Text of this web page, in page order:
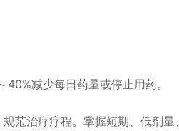
减少每日药量或停止用药。
范治疗疗程。掌握短期、低剂量